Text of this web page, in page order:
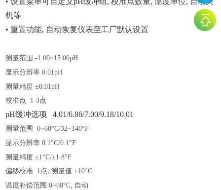
机等
• 重置功能, 自动恢复仪表至工厂默认设置
测量范围 -1.00~15.00pH
显示分辨率 0.01pH
测量精度 ±0.01pH
校准点 1-3点
pH缓冲选项 4.01/6.86/7.00/9.18/10.01
测量范围
0~60°C/32~140°F
显示分辨率 0.1°C/0.1°F
测量精度 ±1°C/±1.8°F
偏移校准 1点, 测量值 ±10°C
温度补偿范围 0~60°C, 自动